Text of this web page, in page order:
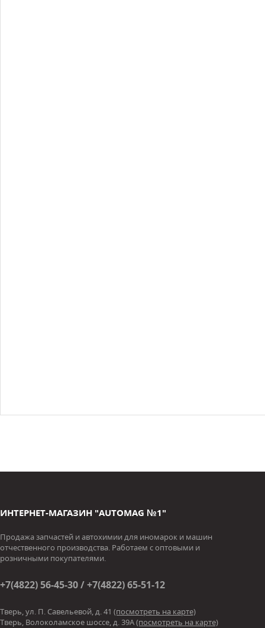
ИНТЕРНЕТ-МАГАЗИН "AUTOMAG №1"
Продажа запчастей и автохимии для иномарок и машин
отчественного производства. Работаем с оптовыми и
розничными покупателями.
+7(4822) 56-45-30 / +7(4822) 65-51-12
Тверь, ул. П. Савельевой, д. 41 (посмотреть на карте)
Тверь, Волоколамское шоссе, д. 39А(посмотреть на карте)